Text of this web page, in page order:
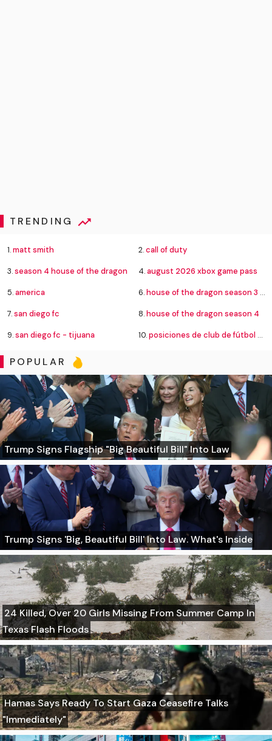
TRENDING
1.matt smith 2.call of duty
3.season 4 house of the dragon 4.august 2026 xbox game pass
5.america 6.house of the dragon season 3 episode 8
7.san diego fc 8.house of the dragon season 4
9.san diego fc - tijuana 10.posiciones de club de fútbol cruz azul contra new york city football club
POPULAR
Trump Signs Flagship "Big Beautiful Bill" Into Law
Trump Signs 'Big, Beautiful Bill' Into Law. What's Inside
24 Killed, Over 20 Girls Missing From Summer Camp In
Texas Flash Floods
Hamas Says Ready To Start Gaza Ceasefire Talks
"Immediately"